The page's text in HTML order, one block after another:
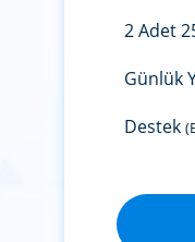
2 Adet
Günlük
Destek